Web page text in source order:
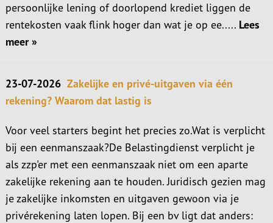
persoonlijke lening of doorlopend krediet liggen de
rentekosten vaak flink hoger dan wat je op ee..... Lees
meer »
23-07-2026 Zakelijke en privé-uitgaven via één
rekening? Waarom dat lastig is
Voor veel starters begint het precies zo.Wat is verplicht
bij een eenmanszaak?De Belastingdienst verplicht je
als zzp'er met een eenmanszaak niet om een aparte
zakelijke rekening aan te houden. Juridisch gezien mag
je zakelijke inkomsten en uitgaven gewoon via je
privérekening laten lopen. Bij een bv ligt dat anders: